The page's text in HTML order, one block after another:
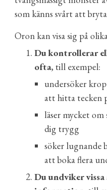
som känns svårt att
Oron kan visa sig på
Du kontrollerar
ofta, till exempel:
undersöker
att hitta tecken
läser mycket
dig trygg
söker lugnande
att boka flera
Du undviker